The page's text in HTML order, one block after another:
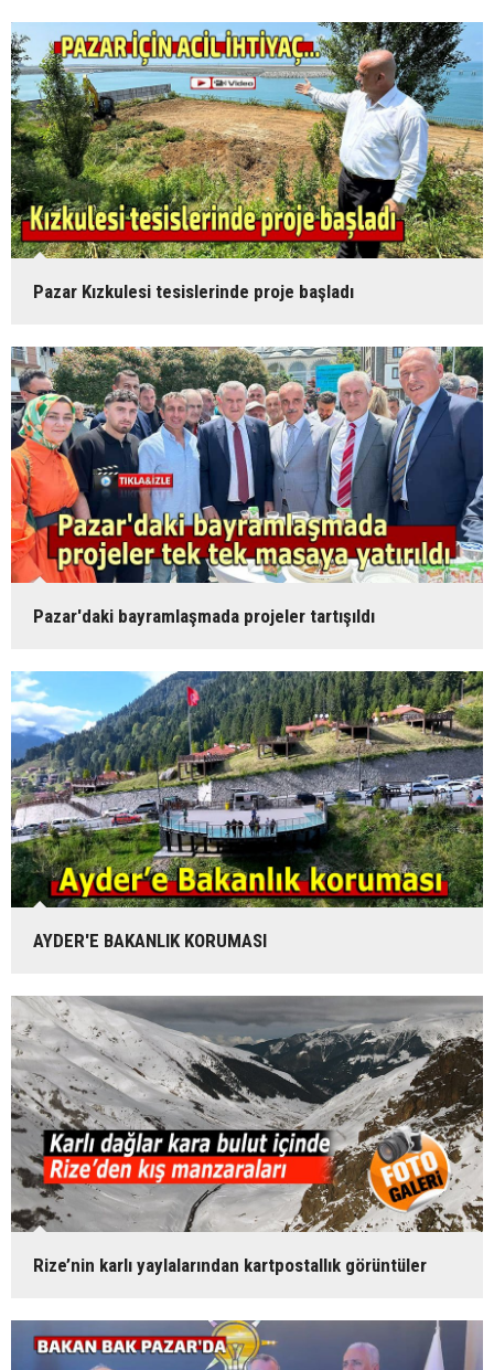
Pazar Kızkulesi tesislerinde proje başladı
Pazar'daki bayramlaşmada projeler tartışıldı
AYDER'E BAKANLIK KORUMASI
Rize’nin karlı yaylalarından kartpostallık görüntüler